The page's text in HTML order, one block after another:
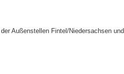
Außenstellen Fintel/Niedersachsen und